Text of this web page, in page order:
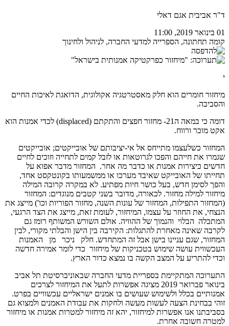
ד"ר אביבית אגם דאלי
01 בינואר 2019, 11:00
קומה תחתונה, הספרייה למדעי החברה, לניהול ולחינוך
י
מיחזור חומרים הוא חלק מאסטרטגיה אקולוגית, הדואגת לאיכות החיים
והסביבה.
דומה כי במאה ה21- מחזור חפצים והתקתם (displaced) לכדי אמנות הוא
אקט מוכר ורווח.
המחזור כשלעצמו מתייחס אל אי-יציבותם של אובייקטים; אובייקטים
שגמרו את חייהם והפכו לגרוטאות או לזבל קמים לתחייה וזוכים לחיים
חדשים כיצירות אמנות או כדבר מה אחר. המחזור מדבר אפוא על
תחייתו של האובייקט שאיבד מערכו או ממשמעותו בקונטקסט אחד,
והפך לסימן חדש, בעל כושר חיות מפתיע. לא במקרה קרובה המילה
מיחזור למילה מחזור. לכאורה, מדובר בשני קטבים מנוגדים: המחזור
(המחזור התפילות, המחזור של עונות השנה, מחזור הפוריות וכו') מייצג את
הנצחי, את החוזר על עצמו, המיחזור, לעומת זאת, מייצג את הצד הרגעי,
המתכלה הבלוי והנמוך של ההוויה. אולם השורש המשותף רומז גם
לקרבה שאינה מאחרת להתגלות: הקירבה בין הישן והבלתי מקורי, לבין
המחזור, שגם עניינו בישן אבל זה המתחדש. חלק ניכר מן האמנות
העכשווית עושה שימוש בטכניקות של מיחזור כדי לומר אמירה חדשה
וכדי להתריע על המצב הקשה בו נמצא כדור הארץ.
התערוכה המתקיימת בספריית מדעי החברה שבאוניברסיטת תל אביב
בינואר פברואר 2019 מציגה אפשרות לתעל את המיחזור לצרכים
אמנותיים בכלל ולשימוש שעושים בו אמנים ישראליים עכשוויים בפרט.
זוהי בבחינת הצעה לעשות מעשה ולחקות את עבודת האמנים ולמצוא גם
בסביבתנו אנו אפשרות למיחזור, יהא זה מיחזור למטרות אמנות או מיחזור
למטרה חשובה אחרת.